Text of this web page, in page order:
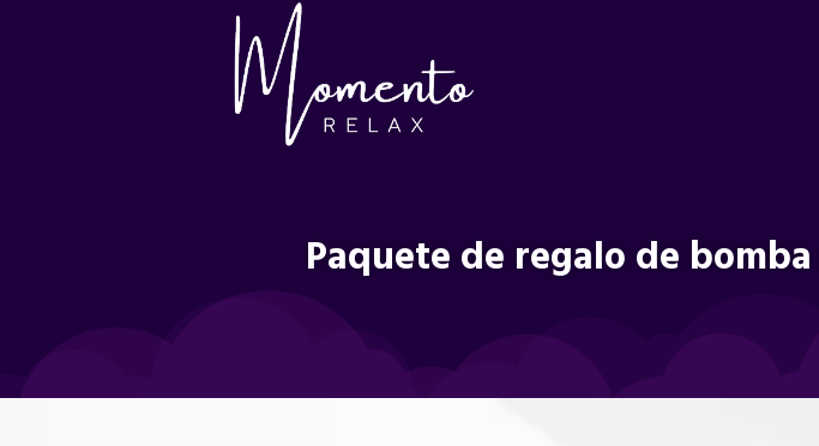
Paquete de regalo de